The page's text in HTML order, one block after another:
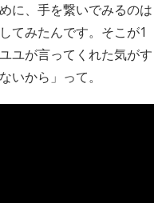
に、手を繋いでみるのは
てみたんです。そこが1
ユが言ってくれた気がす
いから」って。